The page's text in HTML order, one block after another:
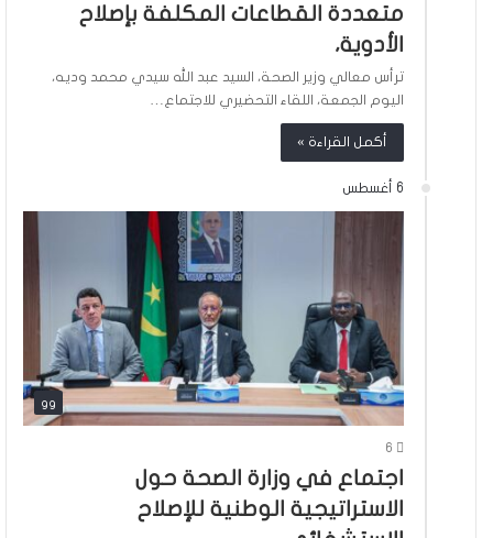
متعددة القطاعات المكلفة بإصلاح
الأدوية،
ترأس معالي وزير الصحة، السيد عبد الله سيدي محمد وديه،
اليوم الجمعة، اللقاء التحضيري للاجتماع…
أكمل القراءة »
6 أغسطس
gg
6
اجتماع في وزارة الصحة حول
الاستراتيجية الوطنية للإصلاح